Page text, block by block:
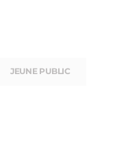
JEUNE PUBLIC